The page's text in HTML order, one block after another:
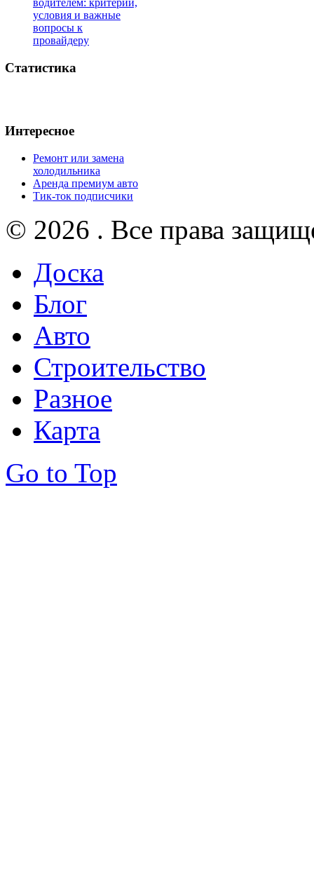
водителем: критерии,
условия и важные
вопросы к
провайдеру
Статистика
Интересное
Ремонт или замена
холодильника
Аренда премиум авто
Тик-ток подписчики
© 2026 . Все права
Доска
Блог
Авто
Строительство
Разное
Карта
Go to Top